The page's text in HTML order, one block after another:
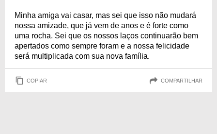
Minha amiga vai casar, mas sei que isso não mudará
nossa amizade, que já vem de anos e é forte como
uma rocha. Sei que os nossos laços continuarão bem
apertados como sempre foram e a nossa felicidade
será multiplicada com sua nova família.
COPIAR COMPARTILHAR